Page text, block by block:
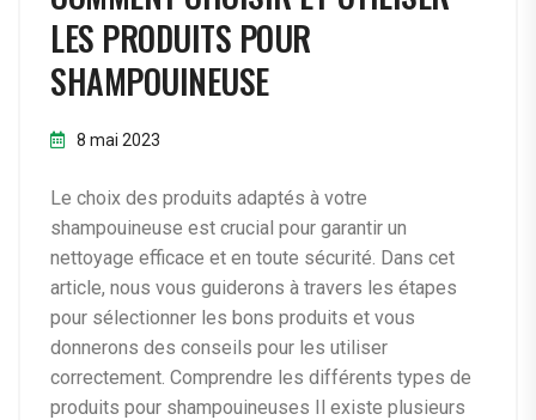
LES PRODUITS POUR
SHAMPOUINEUSE
8 mai 2023
Le choix des produits adaptés à votre
shampouineuse est crucial pour garantir un
nettoyage efficace et en toute sécurité. Dans cet
article, nous vous guiderons à travers les étapes
pour sélectionner les bons produits et vous
donnerons des conseils pour les utiliser
correctement. Comprendre les différents types de
produits pour shampouineuses Il existe plusieurs